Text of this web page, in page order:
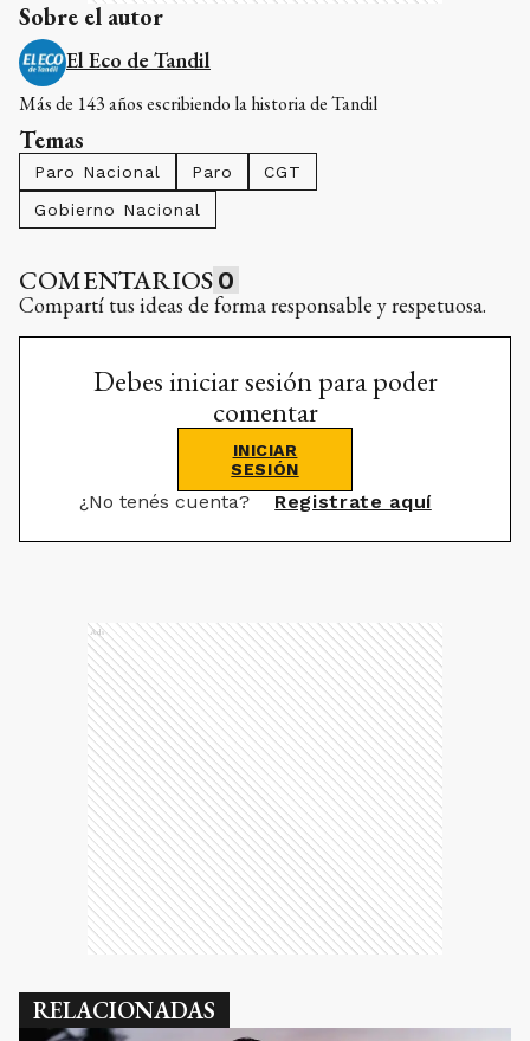
Sobre el autor
El Eco de Tandil
Más de 143 años escribiendo la historia de Tandil
Temas
Paro Nacional Paro
CGT
Gobierno Nacional
COMENTARIOS 0
Compartí tus ideas de forma responsable y respetuosa.
Debes iniciar sesión para poder
comentar
INICIAR
SESIÓN
¿No tenés cuenta? Registrate aquí
Ads
RELACIONADAS